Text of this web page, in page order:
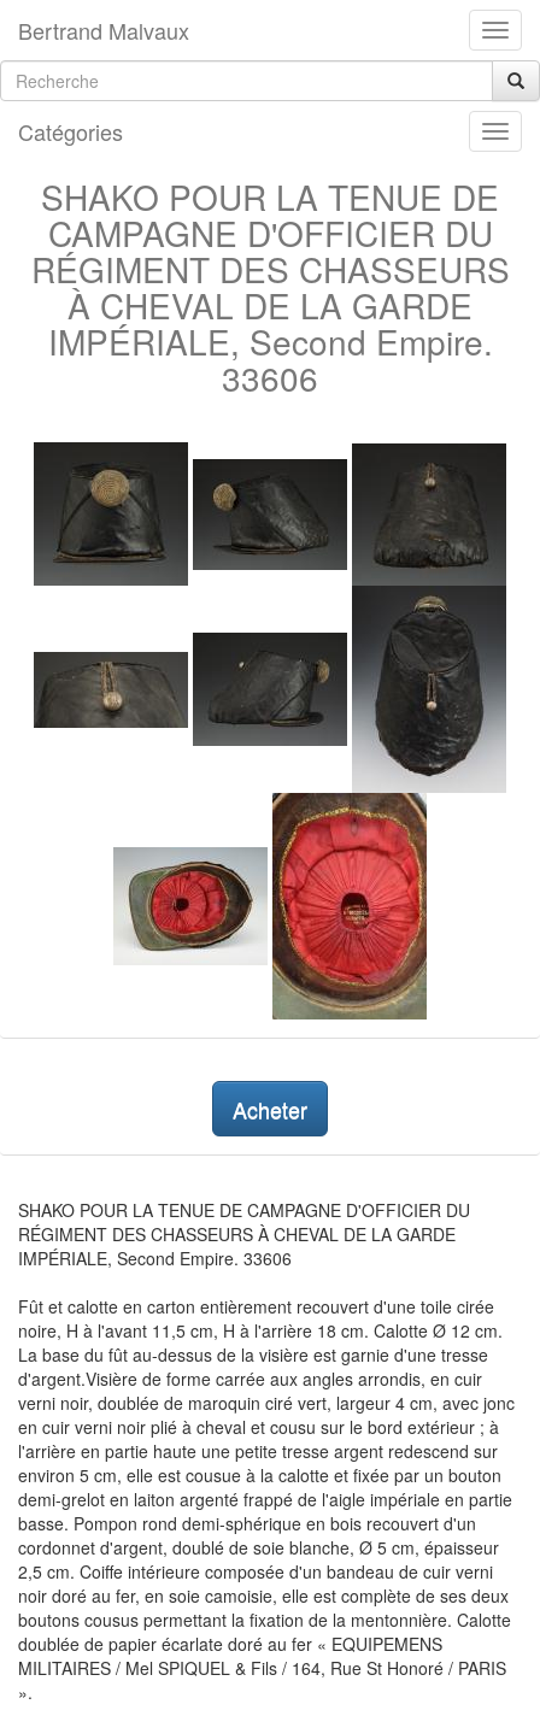
Bertrand Malvaux
Catégories
SHAKO POUR LA TENUE DE
CAMPAGNE D'OFFICIER DU
RÉGIMENT DES CHASSEURS
À CHEVAL DE LA GARDE
IMPÉRIALE, Second Empire.
33606
Acheter
SHAKO POUR LA TENUE DE CAMPAGNE D'OFFICIER DU
RÉGIMENT DES CHASSEURS À CHEVAL DE LA GARDE
IMPÉRIALE, Second Empire. 33606
Fût et calotte en carton entièrement recouvert d'une toile cirée
noire, H à l'avant 11,5 cm, H à l'arrière 18 cm. Calotte Ø 12 cm.
La base du fût au-dessus de la visière est garnie d'une tresse
d'argent.Visière de forme carrée aux angles arrondis, en cuir
verni noir, doublée de maroquin ciré vert, largeur 4 cm, avec jonc
en cuir verni noir plié à cheval et cousu sur le bord extérieur ; à
l'arrière en partie haute une petite tresse argent redescend sur
environ 5 cm, elle est cousue à la calotte et fixée par un bouton
demi-grelot en laiton argenté frappé de l'aigle impériale en partie
basse. Pompon rond demi-sphérique en bois recouvert d'un
cordonnet d'argent, doublé de soie blanche, Ø 5 cm, épaisseur
2,5 cm. Coiffe intérieure composée d'un bandeau de cuir verni
noir doré au fer, en soie camoisie, elle est complète de ses deux
boutons cousus permettant la fixation de la mentonnière. Calotte
doublée de papier écarlate doré au fer « EQUIPEMENS
MILITAIRES / Mel SPIQUEL & Fils / 164, Rue St Honoré / PARIS
».